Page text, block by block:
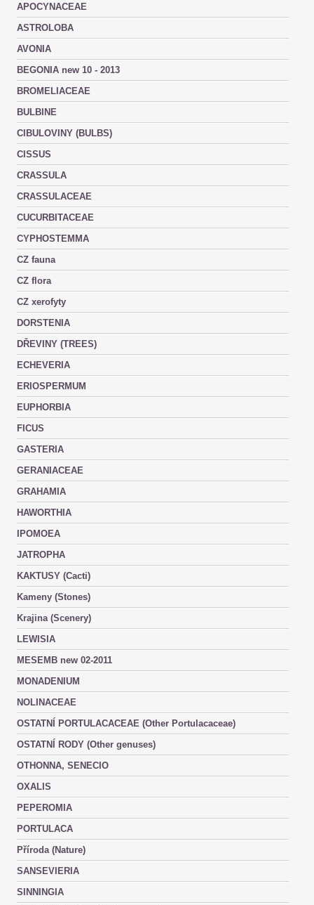
APOCYNACEAE
ASTROLOBA
AVONIA
BEGONIA new 10 - 2013
BROMELIACEAE
BULBINE
CIBULOVINY (BULBS)
CISSUS
CRASSULA
CRASSULACEAE
CUCURBITACEAE
CYPHOSTEMMA
CZ fauna
CZ flora
CZ xerofyty
DORSTENIA
DŘEVINY (TREES)
ECHEVERIA
ERIOSPERMUM
EUPHORBIA
FICUS
GASTERIA
GERANIACEAE
GRAHAMIA
HAWORTHIA
IPOMOEA
JATROPHA
KAKTUSY (Cacti)
Kameny (Stones)
Krajina (Scenery)
LEWISIA
MESEMB new 02-2011
MONADENIUM
NOLINACEAE
OSTATNÍ PORTULACACEAE (Other Portulacaceae)
OSTATNÍ RODY (Other genuses)
OTHONNA, SENECIO
OXALIS
PEPEROMIA
PORTULACA
Příroda (Nature)
SANSEVIERIA
SINNINGIA